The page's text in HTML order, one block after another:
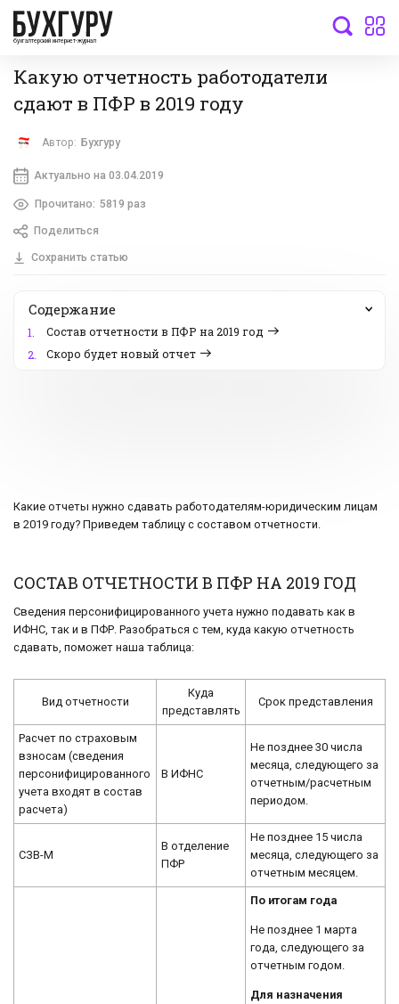
бухгалтерский интернет-журнал
Какую отчетность работодатели
сдают в ПФР в 2019 году
Автор: Бухгуру
Актуально на 03.04.2019
Прочитано: 5819 раз
Поделиться
Сохранить статью
Содержание
1.
Состав отчетности в ПФР на 2019 год
2.
Скоро будет новый отчет
Какие отчеты нужно сдавать работодателям-юридическим лицам
в 2019 году? Приведем таблицу с составом отчетности.
СОСТАВ ОТЧЕТНОСТИ В ПФР НА 2019 ГОД
Сведения персонифицированного учета нужно подавать как в
ИФНС, так и в ПФР. Разобраться с тем, куда какую отчетность
сдавать, поможет наша таблица:
Вид отчетности
Куда
представлять
Срок представления
Расчет по страховым
взносам (сведения
персонифицированного
учета входят в состав
расчета)
В ИФНС
Не позднее 30 числа
месяца, следующего за
отчетным/расчетным
периодом.
СЗВ-М
В отделение
ПФР
Не позднее 15 числа
месяца, следующего за
отчетным месяцем.
По итогам года
Не позднее 1 марта
года, следующего за
отчетным годом.
Для назначения